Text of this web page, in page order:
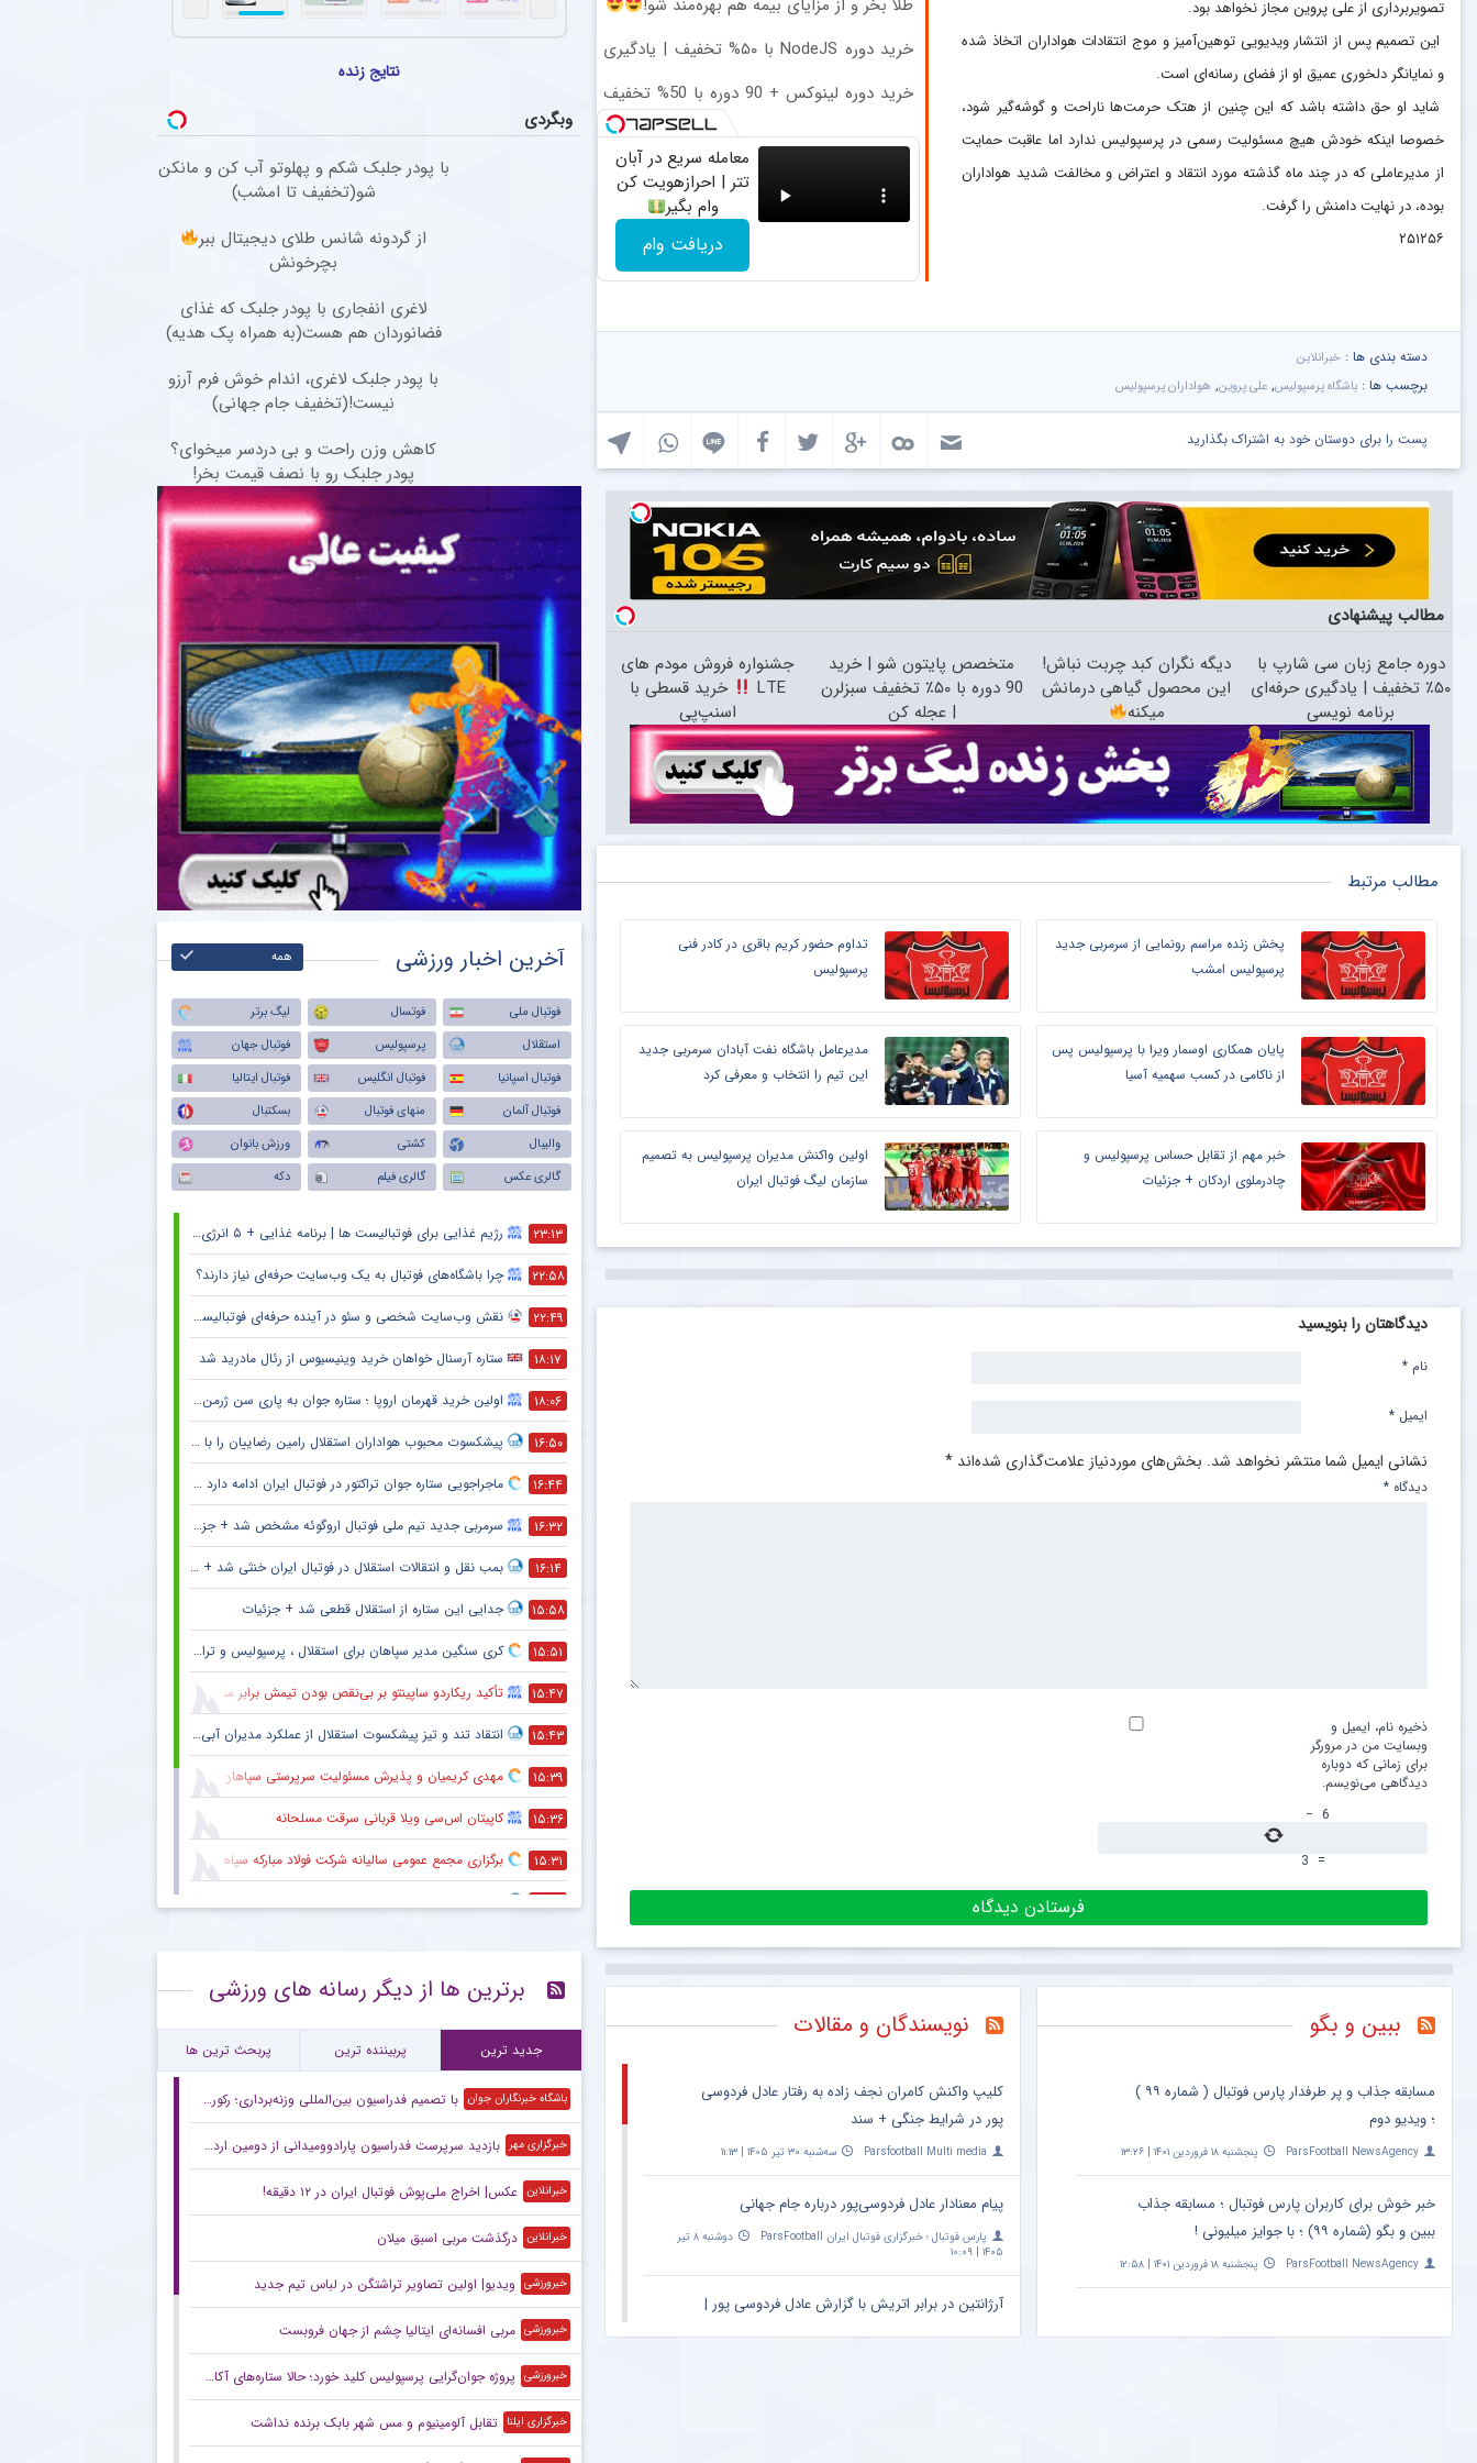
طلا بخر و از مزایای بیمه هم بهره‌مند شو!
خرید دوره NodeJS با ۵۰% تخفیف | یادگیری
خرید دوره لینوکس + 90 دوره با 50% تخفیف
| آکادمی برنامه نویسی سبزلرن
معامله سریع در آبان
تتر | احرازهویت کن
وام بگیر
دریافت وام
تصویربرداری از علی پروین مجاز نخواهد بود.
این تصمیم پس از انتشار ویدیویی توهین‌آمیز و موج انتقادات هواداران اتخاذ شده
و نمایانگر دلخوری عمیق او از فضای رسانه‌ای است.
شاید او حق داشته باشد که این چنین از هتک حرمت‌ها ناراحت و گوشه‌گیر شود،
خصوصا اینکه خودش هیچ مسئولیت رسمی در پرسپولیس ندارد اما عاقبت حمایت
از مدیرعاملی که در چند ماه گذشته مورد انتقاد و اعتراض و مخالفت شدید هواداران
بوده، در نهایت دامنش را گرفت.
۲۵۱۲۵۶
دسته بندی ها : خبرانلاین
برچسب ها : باشگاه پرسپولیس, علی پروین, هواداران پرسپولیس
پست را برای دوستان خود به اشتراک بگذارید
مطالب پیشنهادی
دوره جامع زبان سی شارپ با
۵۰٪ تخفیف | یادگیری حرفه‌ای
برنامه نویسی
دیگه نگران کبد چربت نباش!
این محصول گیاهی درمانش
میکنه
متخصص پایتون شو | خرید
90 دوره با ۵۰٪ تخفیف سبزلرن
| عجله کن
جشنواره فروش مودم های
LTE
خرید قسطی با
اسنپ‌پی
مطالب مرتبط
پخش زنده مراسم رونمایی از سرمربی جدید
پرسپولیس امشب
تداوم حضور کریم باقری در کادر فنی
پرسپولیس
پایان همکاری اوسمار ویرا با پرسپولیس پس
از ناکامی در کسب سهمیه آسیا
مدیرعامل باشگاه نفت آبادان سرمربی جدید
این تیم را انتخاب و معرفی کرد
خبر مهم از تقابل حساس پرسپولیس و
چادرملوی اردکان + جزئیات
اولین واکنش مدیران پرسپولیس به تصمیم
سازمان لیگ فوتبال ایران
دیدگاهتان را بنویسید
نشانی ایمیل شما منتشر نخواهد شد. بخش‌های موردنیاز علامت‌گذاری شده‌اند *
دیدگاه *
نام *
ایمیل *
ذخیره نام، ایمیل و
وبسایت من در مرورگر
برای زمانی که دوباره
دیدگاهی می‌نویسم.
6
−
=
3
ببین و بگو
مسابقه جذاب و پر طرفدار پارس فوتبال ( شماره ۹۹ )
؛ ویدیو دوم
ParsFootball NewsAgency پنجشنبه ۱۸ فروردین ۱۴۰۱ | ۱۳:۲۶
خبر خوش برای کاربران پارس فوتبال ؛ مسابقه جذاب
ببین و بگو (شماره ۹۹) ؛ با جوایز میلیونی !
ParsFootball NewsAgency پنجشنبه ۱۸ فروردین ۱۴۰۱ | ۱۲:۵۸
نویسندگان و مقالات
کلیپ واکنش کامران نجف زاده به رفتار عادل فردوسی
پور در شرایط جنگی + سند
Parsfootball Multi media سه‌شنبه ۳۰ تیر ۱۴۰۵ | ۱۱:۱۳
پیام معنادار عادل فردوسی‌پور درباره جام جهانی
پارس فوتبال ؛ خبرگزاری فوتبال ایران ParsFootball
دوشنبه ۸ تیر
۱۴۰۵ | ۱۰:۰۹
آرژانتین در برابر اتریش با گزارش عادل فردوسی پور |
امشب ساعت ۲۰:۳۰ – پخش زنده در اپارات اسپرت
فرهاد مجیدی در پنجاه‌سالگی، دور از هیاهوی فوتبال ایران، روزهای آرامی را در دبی سپری می‌کند و
جدایی این ستاره از استقلال قطعی شد + جزئیات
دیدیه اندونگ هافبک گابنی فصل گذشته تیم فوتبال استقلال به دلیل بسته ماندن پنجره نقل‌وانتقالاتی به
عملکرد تهاجمی پرسپولیس در پیش‌فصل لیگ برتر
تیم فوتبال پرسپولیس در مسابقات پیش فصل شکستی نداشته و توانسته گل های زیادی را به ثمر برساند.
سرمربی فصل گذشته سپاهان با تمدید یک فصل دیگر در این تیم ماند + عکس
بیان محمودی، سرمربی فصل گذشته سپاهان، با وجود شایعات حضور در پرسپولیس، قرارداد خود را برای
نتایج زنده
وبگردی
با پودر جلبک شکم و پهلوتو آب کن و مانکن
شو(تخفیف تا امشب)
از گردونه شانس طلای دیجیتال ببر
بچرخونش
لاغری انفجاری با پودر جلبک که غذای
فضانوردان هم هست(به همراه پک هدیه)
با پودر جلبک لاغری، اندام خوش فرم آرزو
نیست!(تخفیف جام جهانی)
کاهش وزن راحت و بی دردسر میخوای؟
پودر جلبک رو با نصف قیمت بخر!
آخرین اخبار ورزشی همه
فوتبال ملی فوتسال
لیگ برتر
استقلال
پرسپولیس
فوتبال جهان
فوتبال اسپانیا
فوتبال انگلیس
فوتبال ایتالیا
فوتبال آلمان
منهای فوتبال
بسکتبال
والیبال
کشتی
ورزش بانوان
گالری عکس
گالری فیلم دکه
۲۳:۱۳ رژیم غذایی برای فوتبالیست ها | برنامه غذایی + ۵ انرژی زا
۲۲:۵۸ چرا باشگاه‌های فوتبال به یک وب‌سایت حرفه‌ای نیاز دارند؟
۲۲:۴۹ نقش وب‌سایت شخصی و سئو در آینده حرفه‌ای فوتبالیست‌ها و مربیان
۱۸:۱۷ ستاره آرسنال خواهان خرید وینیسیوس از رئال مادرید شد
۱۸:۰۶ اولین خرید قهرمان اروپا ؛ ستاره جوان به پاری سن ژرمن می رود
۱۶:۵۰ پیشکسوت محبوب هواداران استقلال رامین رضاییان را با خاک یکسان کرد + جزئیات
۱۶:۴۴ ماجراجویی ستاره جوان تراکتور در فوتبال ایران ادامه دارد + جزئیات
۱۶:۳۲ سرمربی جدید تیم ملی فوتبال اروگوئه مشخص شد + جزئیات
۱۶:۱۴ بمب نقل و انتقالات استقلال در فوتبال ایران خنثی شد + جزئیات
۱۵:۵۸ جدایی این ستاره از استقلال قطعی شد + جزئیات
۱۵:۵۱ کری سنگین مدیر سپاهان برای استقلال ، پرسپولیس و تراکتور + جزئیات
۱۵:۴۷ تأکید ریکاردو ساپینتو بر بی‌نقص بودن تیمش برابر سالزبورگ
۱۵:۴۳ انتقاد تند و تیز پیشکسوت استقلال از عملکرد مدیران آبی + جزئیات
۱۵:۳۹ مهدی کریمیان و پذیرش مسئولیت سرپرستی سپاهان
۱۵:۳۶ کاپیتان اس‌سی ویلا قربانی سرقت مسلحانه
۱۵:۳۱ برگزاری مجمع عمومی سالیانه شرکت فولاد مبارکه سپاهان
۱۵:۲۸
۱۵:۲۴ استقلال و روزهای دشوار با پنجره نقل‌وانتقالاتی بسته
۱۲:۲۷ پیام مهم پیشکسوت پرسپولیس برای هواداران سرخ + جزئیات
برترین ها از دیگر رسانه های ورزشی
جدید ترین پربیننده ترین پربحث ترین ها
باشگاه خبرنگاران جوان با تصمیم فدراسیون بین‌المللی وزنه‌برداری؛ رکورد‌های جهانی یوسفی و نصیری حفظ شد
خبرگزاری مهر بازدید سرپرست فدراسیون پارادوومیدانی از دومین اردوی تیم ملی مردان
خبرانلاین عکس| اخراج ملی‌پوش فوتبال ایران در ۱۲ دقیقه!
خبرانلاین درگذشت مربی اسبق میلان
خبرورزشی ویدیو| اولین تصاویر تراشتگن در لباس تیم جدید
خبرورزشی مربی افسانه‌ای ایتالیا چشم از جهان فروبست
خبرورزشی پروژه جوان‌گرایی پرسپولیس کلید خورد؛ حالا ستاره‌های آکادمی کنار بزرگسالان تمرین می‌کنند
خبرگزاری ایلنا تقابل آلومینیوم و مس شهر بابک برنده نداشت